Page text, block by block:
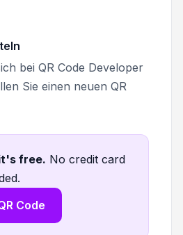
bei QR Code Developer
Sie einen neuen QR
free. No credit card
Code